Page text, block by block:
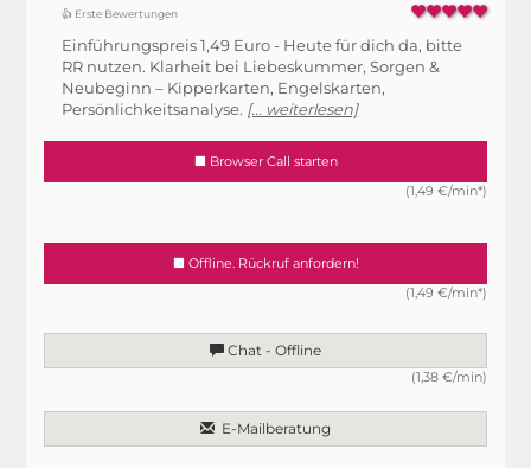
👍 Erste Bewertungen
Einführungspreis 1,49 Euro - Heute für dich da, bitte
RR nutzen. Klarheit bei Liebeskummer, Sorgen &
Neubeginn – Kipperkarten, Engelskarten,
Persönlichkeitsanalyse. [... weiterlesen]
Browser Call starten
(1,49 €/min*)
Offline. Rückruf anfordern!
(1,49 €/min*)
Chat - Offline
(1,38 €/min)
E-Mailberatung